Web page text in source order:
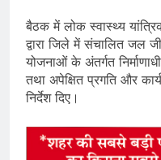
बैठक में लोक स्वास्थ्य
द्वारा जिले में संचालित जल
योजनाओं के अंतर्गत
तथा अपेक्षित प्रगति और
निर्देश दिए।